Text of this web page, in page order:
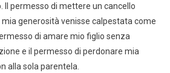
Il permesso di mettere un cancello
generosità venisse calpestata come
di amare mio figlio senza
e il permesso di perdonare mia
alla sola parentela.